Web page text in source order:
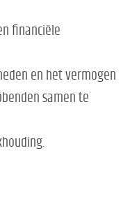
financiële
en het vermogen
samen te